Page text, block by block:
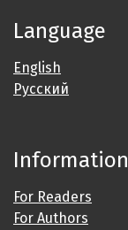
Language
English
Русский
Information
For Readers
For Authors